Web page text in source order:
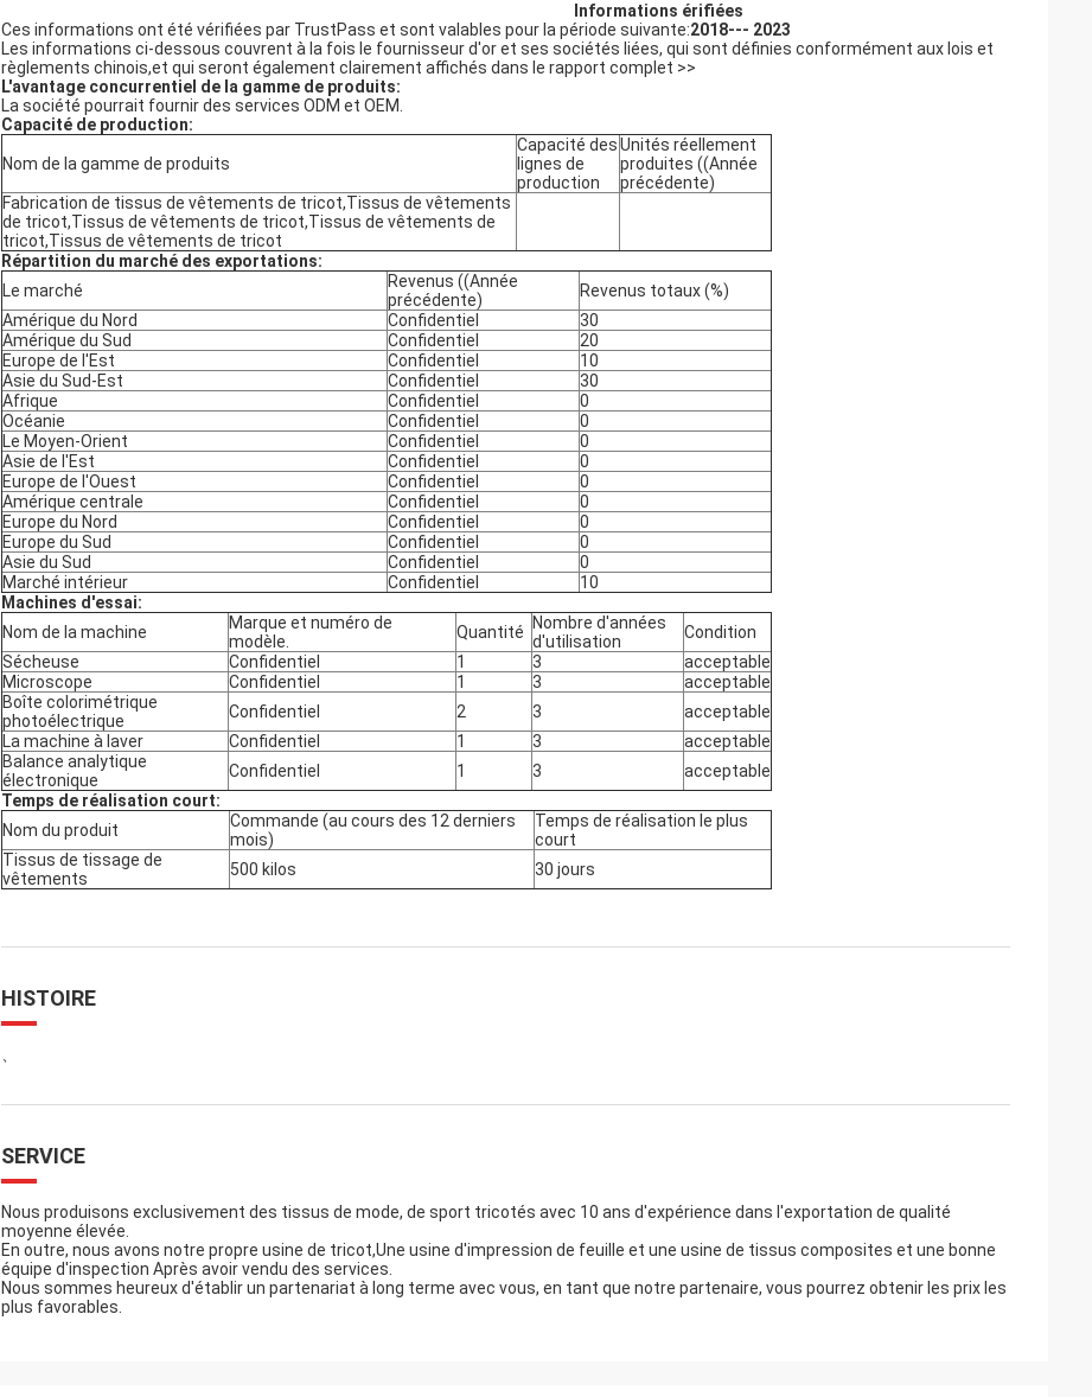
Informations érifiées
Ces informations ont été vérifiées par TrustPass et sont valables pour la période suivante:2018--- 2023
Les informations ci-dessous couvrent à la fois le fournisseur d'or et ses sociétés liées, qui sont définies conformément aux lois et
règlements chinois,et qui seront également clairement affichés dans le rapport complet >>
L'avantage concurrentiel de la gamme de produits:
La société pourrait fournir des services ODM et OEM.
Capacité de production:
Nom de la gamme de produits
Capacité des
lignes de
production
Unités réellement
produites ((Année
précédente)
Fabrication de tissus de vêtements de tricot,Tissus de vêtements
de tricot,Tissus de vêtements de tricot,Tissus de vêtements de
tricot,Tissus de vêtements de tricot
Répartition du marché des exportations:
Le marché
Revenus ((Année
précédente)
Revenus totaux (%)
Amérique du Nord
Confidentiel
30
Amérique du Sud
Confidentiel
20
Europe de l'Est
Confidentiel
10
Asie du Sud-Est
Confidentiel
30
Afrique
Confidentiel
0
Océanie
Confidentiel
0
Le Moyen-Orient
Confidentiel
0
Asie de l'Est
Confidentiel
0
Europe de l'Ouest
Confidentiel
0
Amérique centrale
Confidentiel
0
Europe du Nord
Confidentiel
0
Europe du Sud
Confidentiel
0
Asie du Sud
Confidentiel
0
Marché intérieur
Confidentiel
10
Machines d'essai:
Nom de la machine
Marque et numéro de
modèle.
Quantité
Nombre d'années
d'utilisation
Condition
Sécheuse
Confidentiel 1 3
acceptable
Microscope
Confidentiel 1 3
acceptable
Boîte colorimétrique
photoélectrique
Confidentiel 2 3
acceptable
La machine à laver
Confidentiel 1 3
acceptable
Balance analytique
électronique
Confidentiel 1 3
acceptable
Temps de réalisation court:
Nom du produit
Commande (au cours des 12 derniers
mois)
Temps de réalisation le plus
court
Tissus de tissage de
vêtements
500 kilos 30 jours
HISTOIRE
SERVICE
Nous produisons exclusivement des tissus de mode, de sport tricotés avec 10 ans d'expérience dans l'exportation de qualité
moyenne élevée.
En outre, nous avons notre propre usine de tricot,Une usine d'impression de feuille et une usine de tissus composites et une bonne
équipe d'inspection Après avoir vendu des services.
Nous sommes heureux d'établir un partenariat à long terme avec vous, en tant que notre partenaire, vous pourrez obtenir les prix les
plus favorables.